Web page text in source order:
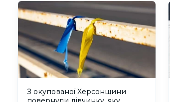
З окупованої Херсонщини